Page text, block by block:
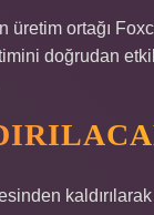
ortağı
doğrudan